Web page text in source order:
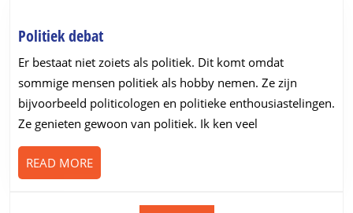
Politiek debatPolitiek
debat
Er bestaat niet zoiets als politiek. Dit komt omdat
sommige mensen politiek als hobby nemen. Ze zijn
bijvoorbeeld politicologen en politieke enthousiastelingen.
Ze genieten gewoon van politiek. Ik ken veel
READ MOREREAD
MORE